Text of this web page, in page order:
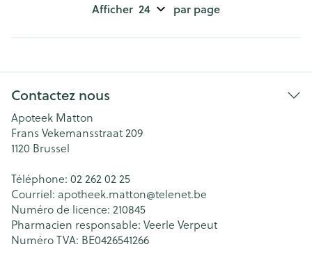
Afficher par page
Contactez nous
Apoteek Matton
Frans Vekemansstraat 209
1120 Brussel
Téléphone: 02 262 02 25
Courriel: apotheek.matton@telenet.be
Numéro de licence: 210845
Pharmacien responsable: Veerle Verpeut
Numéro TVA: BE0426541266